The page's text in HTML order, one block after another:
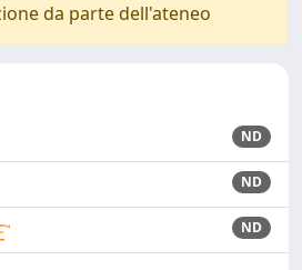
da parte dell'ateneo
ND
ND
ND